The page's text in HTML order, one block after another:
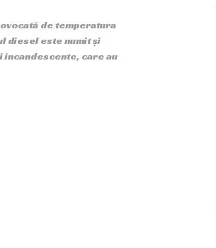
de temperatura
diesel este numit și
care au